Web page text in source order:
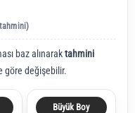
baz alınaraktahmini
göre değişebilir.
Büyük Boy